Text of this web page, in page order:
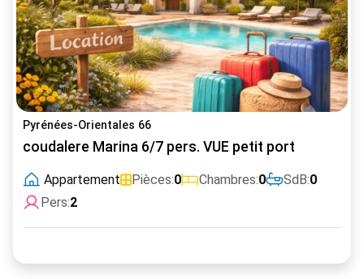
Pyrénées-Orientales 66
coudalere Marina 6/7 pers. VUE petit port
Appartement Pièces:0 Chambres:0 SdB:0
Pers:2